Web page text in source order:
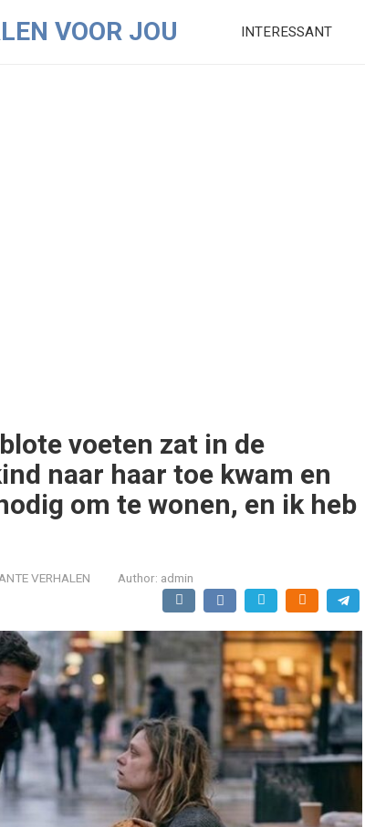
VOOR JOU INTERESSANT
voeten zat in de
naar haar toe kwam en
om te wonen, en ik heb
VERHALEN Author: admin